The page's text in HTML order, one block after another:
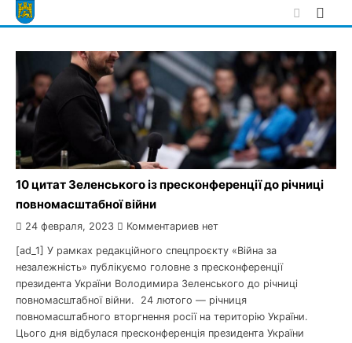
Skip
to
10 цитат Зеленського із пресконференції до річниці
повномасштабної війни
24 февраля, 2023 Комментариев нет
[ad_1] У рамках редакційного спецпроєкту «Війна за
незалежність» публікуємо головне з пресконференції
президента України Володимира Зеленського до річниці
повномасштабної війни. 24 лютого — річниця
повномасштабного вторгнення росії на територію України.
Цього дня відбулася пресконференція президента України